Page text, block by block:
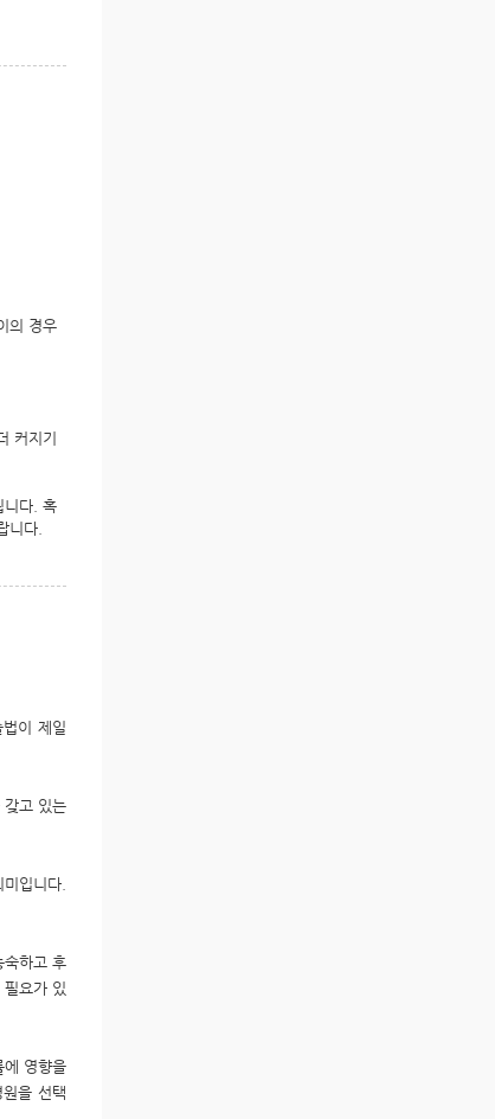
의 경우
커지기
니다. 혹
니다.
이 제일
갖고 있는
입니다.
숙하고 후
요가 있
에 영향을
을 선택